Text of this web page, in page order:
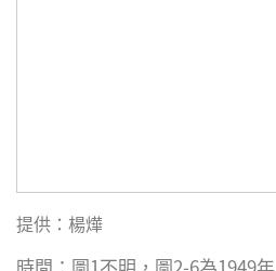
提供：楊燁